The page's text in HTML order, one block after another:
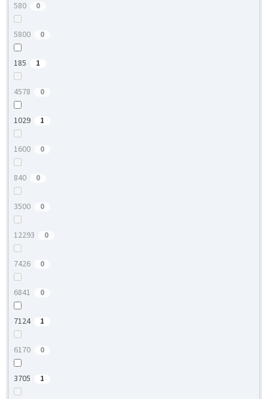
580 0
5800 0
185 1
4578 0
1029 1
1600 0
840 0
3500 0
12293 0
7426 0
6841 0
7124 1
6170 0
3705 1